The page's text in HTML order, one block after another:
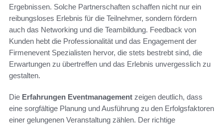
Ergebnissen. Solche Partnerschaften schaffen nicht nur ein
reibungsloses Erlebnis für die Teilnehmer, sondern fördern
auch das Networking und die Teambildung. Feedback von
Kunden hebt die Professionalität und das Engagement der
Firmenevent Spezialisten hervor, die stets bestrebt sind, die
Erwartungen zu übertreffen und das Erlebnis unvergesslich zu
gestalten.
Die Erfahrungen Eventmanagement zeigen deutlich, dass
eine sorgfältige Planung und Ausführung zu den Erfolgsfaktoren
einer gelungenen Veranstaltung zählen. Der richtige